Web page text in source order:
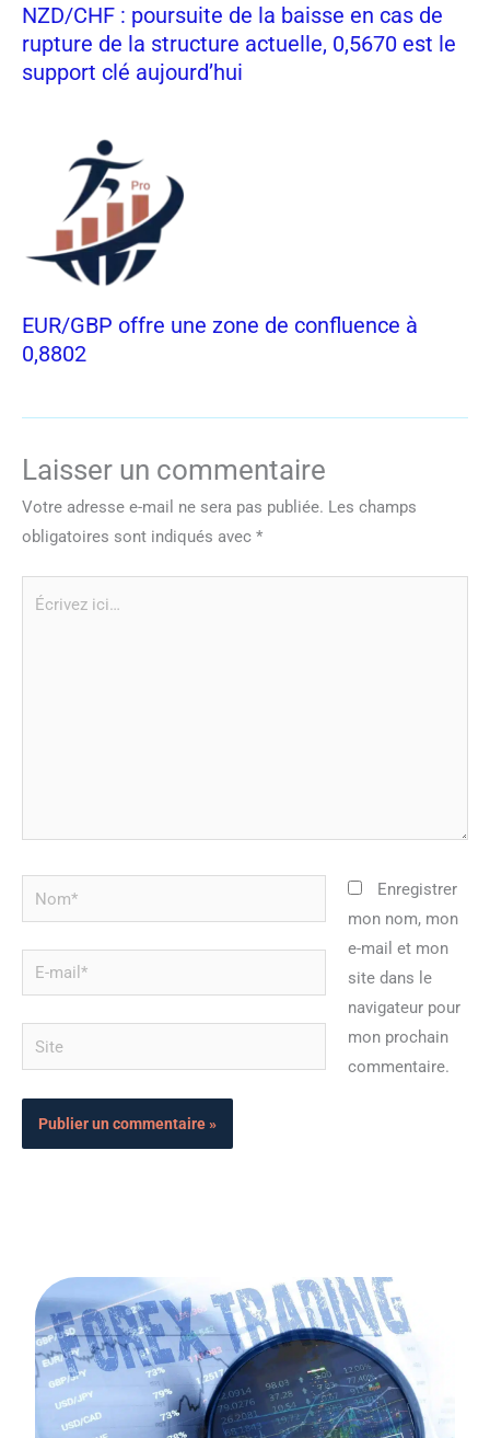
NZD/CHF : poursuite de la baisse en cas de
rupture de la structure actuelle, 0,5670 est le
support clé aujourd’hui
EUR/GBP offre une zone de confluence à
0,8802
Laisser un commentaire
Votre adresse e-mail ne sera pas publiée. Les champs
obligatoires sont indiqués avec *
Nom*
mail*
Site
Enregistrer
mon nom, mon
e-mail et mon
site dans le
navigateur pour
mon prochain
commentaire.